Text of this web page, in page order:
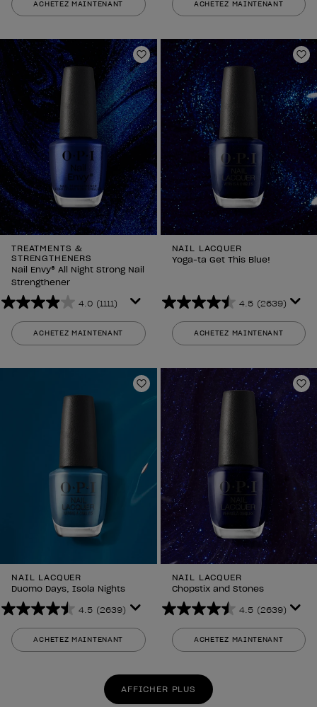
5
378
avis
ACHETEZ MAINTENANT
5
1627
avis
ACHETEZ MAINTENANT
Ajouter aux favoris
TREATMENTS &
STRENGTHENERS
Nail Envy® All Night Strong Nail
Strengthener
4.0 (1111)
4.0
sur
5
1111
ACHETEZ MAINTENANT
NAIL LACQUER
Yoga-ta Get This Blue!
4.5 (2639)
4.5
sur
5
2639
avis
ACHETEZ MAINTENANT
Ajouter aux favoris
NAIL LACQUER
Duomo Days, Isola Nights
4.5 (2639)
4.5
sur
5
ACHETEZ MAINTENANT
NAIL LACQUER
Chopstix and Stones
4.5 (2639)
4.5
sur
5
2639
avis
ACHETEZ MAINTENANT
AFFICHER PLUS